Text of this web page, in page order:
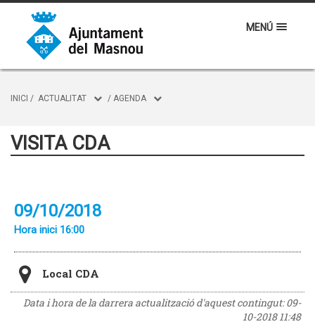
MENÚ
INICI / ACTUALITAT / AGENDA
VISITA CDA
09/10/2018
Hora inici 16:00
Local CDA
Data i hora de la darrera actualització d'aquest contingut:09-
10-2018 11:48